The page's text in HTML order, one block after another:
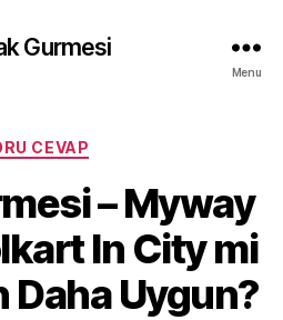
Gurmesi
Menu
Categories
CEVAP
– Myway
In City mi
Daha Uygun?